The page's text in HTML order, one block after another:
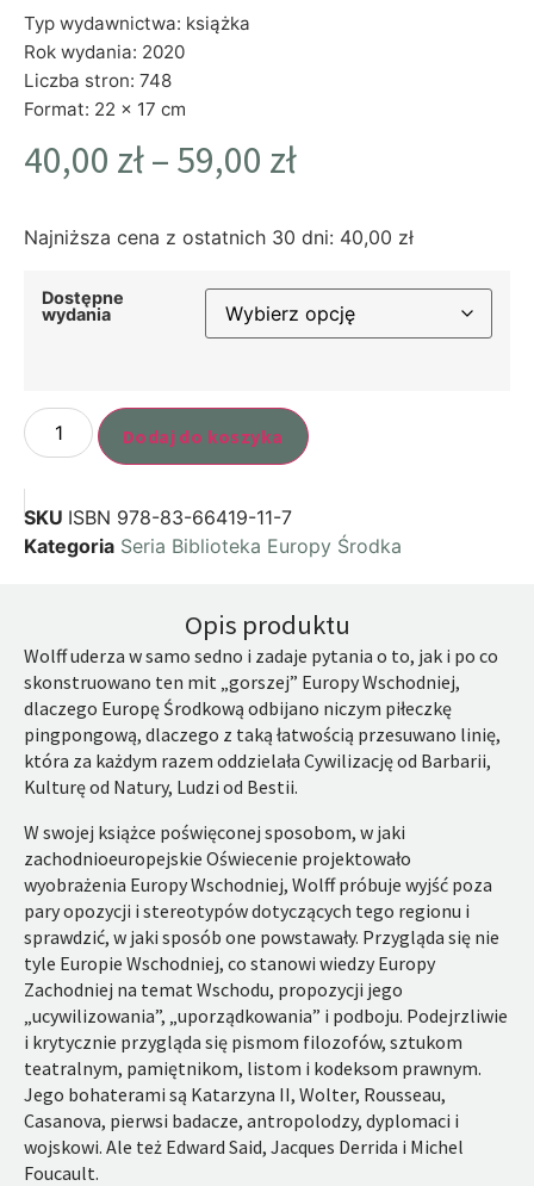
Typ wydawnictwa: książka
Rok wydania: 2020
Liczba stron: 748
Format: 22 x 17 cm
40,00 zł– 59,00 zł
Najniższa cena z ostatnich 30 dni: 40,00 zł
Dostępne
wydania
Dodaj do koszyka
SKU ISBN 978-83-66419-11-7
Kategoria Seria Biblioteka Europy Środka
Opis produktu
Wolff uderza w samo sedno i zadaje pytania o to, jak i po co
skonstruowano ten mit „gorszej” Europy Wschodniej,
dlaczego Europę Środkową odbijano niczym piłeczkę
pingpongową, dlaczego z taką łatwością przesuwano linię,
która za każdym razem oddzielała Cywilizację od Barbarii,
Kulturę od Natury, Ludzi od Bestii.
W swojej książce poświęconej sposobom, w jaki
zachodnioeuropejskie Oświecenie projektowało
wyobrażenia Europy Wschodniej, Wolff próbuje wyjść poza
pary opozycji i stereotypów dotyczących tego regionu i
sprawdzić, w jaki sposób one powstawały. Przygląda się nie
tyle Europie Wschodniej, co stanowi wiedzy Europy
Zachodniej na temat Wschodu, propozycji jego
„ucywilizowania”, „uporządkowania” i podboju. Podejrzliwie
i krytycznie przygląda się pismom filozofów, sztukom
teatralnym, pamiętnikom, listom i kodeksom prawnym.
Jego bohaterami są Katarzyna II, Wolter, Rousseau,
Casanova, pierwsi badacze, antropolodzy, dyplomaci i
wojskowi. Ale też Edward Said, Jacques Derrida i Michel
Foucault.